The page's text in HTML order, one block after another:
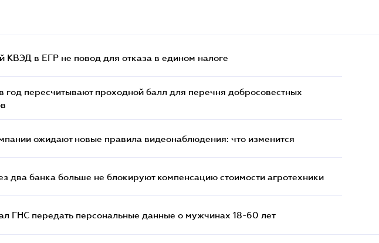
КВЭД в ЕГР не повод для отказа в едином налоге
год пересчитывают проходной балл для перечня добросовестных
ожидают новые правила видеонаблюдения: что изменится
два банка больше не блокируют компенсацию стоимости агротехники
ГНС передать персональные данные о мужчинах 18-60 лет